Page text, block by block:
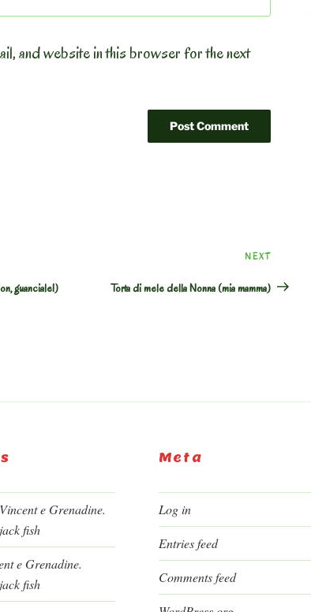
and website in this browser for the next
guanciale!)
Next
Post
NEXT
Torta di mele della Nonna (mia mamma)
e Grenadine.
fish
e Grenadine.
fish
Meta
Log in
Entries feed
Comments feed